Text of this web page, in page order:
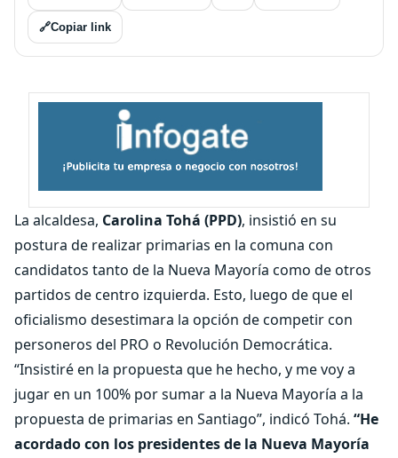
🔗Copiar link
La alcaldesa, Carolina Tohá (PPD), insistió en su
postura de realizar primarias en la comuna con
candidatos tanto de la Nueva Mayoría como de otros
partidos de centro izquierda. Esto, luego de que el
oficialismo desestimara la opción de competir con
personeros del PRO o Revolución Democrática.
“Insistiré en la propuesta que he hecho, y me voy a
jugar en un 100% por sumar a la Nueva Mayoría a la
propuesta de primarias en Santiago”, indicó Tohá. “He
acordado con los presidentes de la Nueva Mayoría